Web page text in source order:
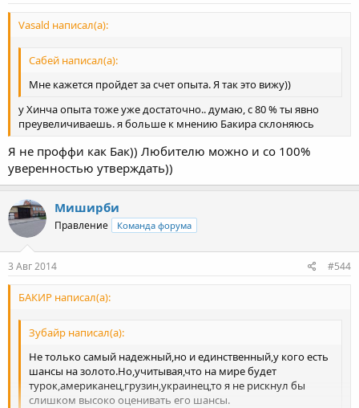
Vasald написал(а):
Сабей написал(а):
Мне кажется пройдет за счет опыта. Я так это вижу))
у Хинча опыта тоже уже достаточно.. думаю, с 80 % ты явно
преувеличиваешь. я больше к мнению Бакира склоняюсь
Я не проффи как Бак)) Любителю можно и со 100%
уверенностью утверждать))
Миширби
Правление Команда форума
3 Авг 2014 #544
БАКИР написал(а):
Зубайр написал(а):
Не только самый надежный,но и единственный,у кого есть
шансы на золото.Но,учитывая,что на мире будет
турок,американец,грузин,украинец,то я не рискнул бы
слишком высоко оценивать его шансы.